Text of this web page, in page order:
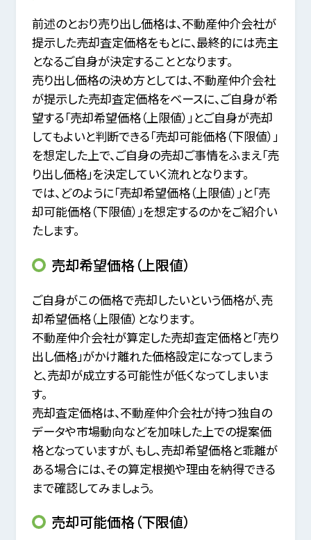
前述のとおり売り出し価格は、不動産仲介会社が
提示した売却査定価格をもとに、最終的には売主
となるご自身が決定することとなります。
売り出し価格の決め方としては、不動産仲介会社
が提示した売却査定価格をベースに、ご自身が希
望する「売却希望価格（上限値）」とご自身が売却
してもよいと判断できる「売却可能価格（下限値）」
を想定した上で、ご自身の売却ご事情をふまえ「売
り出し価格」を決定していく流れとなります。
では、どのように「売却希望価格（上限値）」と「売
却可能価格（下限値）」を想定するのかをご紹介い
たします。
売却希望価格（上限値）
ご自身がこの価格で売却したいという価格が、売
却希望価格（上限値）となります。
不動産仲介会社が算定した売却査定価格と「売り
出し価格」がかけ離れた価格設定になってしまう
と、売却が成立する可能性が低くなってしまいま
す。
売却査定価格は、不動産仲介会社が持つ独自の
データや市場動向などを加味した上での提案価
格となっていますが、 もし、売却希望価格と乖離が
ある場合には、その算定根拠や理由を納得できる
まで確認してみましょう。
売却可能価格（下限値）